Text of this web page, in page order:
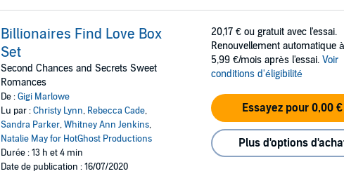
Billionaires Find Love Box
Set
Second Chances and Secrets Sweet
Romances
De :Gigi Marlowe
Lu par :Christy Lynn, Rebecca Cade,
Sandra Parker,Whitney Ann Jenkins,
Natalie May for HotGhost Productions
Durée : 13 h et 4 min
Date de publication : 16/07/2020
20,17 € ou gratuit avec l'essai.
Renouvellement automatique à
5,99 €/mois après l'essai. Voir
conditions d'éligibilité
Essayez pour 0,00 €
Plus d'options